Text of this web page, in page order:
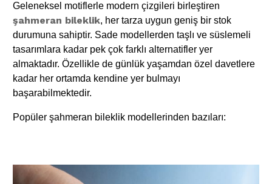
Geleneksel motiflerle modern çizgileri birleştiren
şahmeran bileklik, her tarza uygun geniş bir stok
durumuna sahiptir. Sade modellerden taşlı ve süslemeli
tasarımlara kadar pek çok farklı alternatifler yer
almaktadır. Özellikle de günlük yaşamdan özel davetlere
kadar her ortamda kendine yer bulmayı
başarabilmektedir.
Popüler şahmeran bileklik modellerinden bazıları: